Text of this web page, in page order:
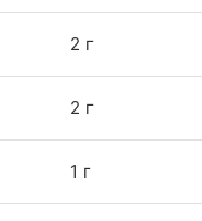
2 г
2 г
1 г